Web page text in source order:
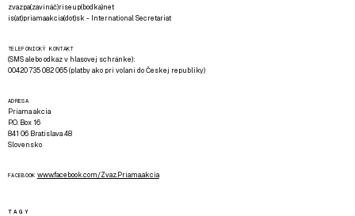
zvazpa(zavináč)riseup(bodka)net
is(at)priamaakcia(dot)sk - International Secretariat
TELEFONICKÝ KONTAKT
(SMS alebo odkaz v hlasovej schránke):
00420 735 082 065 (platby ako pri volaní do Českej republiky)
ADRESA
Priama akcia
P.O. Box 16
841 06 Bratislava 48
Slovensko
FACEBOOK www.facebook.com/Zvaz.Priama.akcia
TAGY